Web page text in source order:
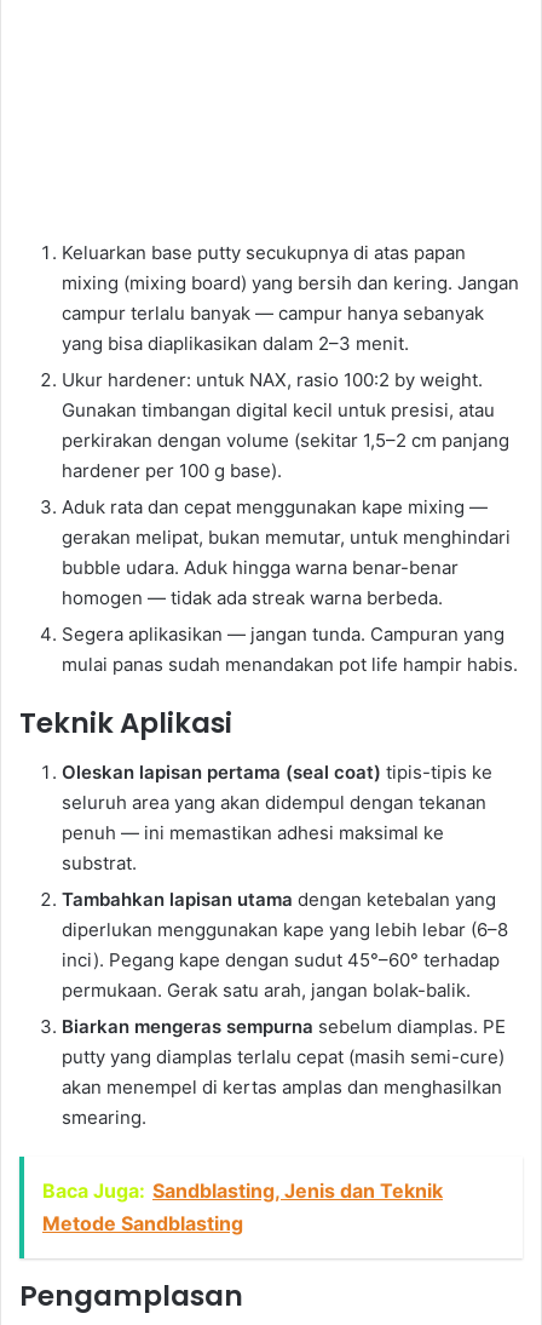
Keluarkan base putty secukupnya di atas papan
mixing (mixing board) yang bersih dan kering. Jangan
campur terlalu banyak — campur hanya sebanyak
yang bisa diaplikasikan dalam 2–3 menit.
Ukur hardener: untuk NAX, rasio 100:2 by weight.
Gunakan timbangan digital kecil untuk presisi, atau
perkirakan dengan volume (sekitar 1,5–2 cm panjang
hardener per 100 g base).
Aduk rata dan cepat menggunakan kape mixing —
gerakan melipat, bukan memutar, untuk menghindari
bubble udara. Aduk hingga warna benar-benar
homogen — tidak ada streak warna berbeda.
Segera aplikasikan — jangan tunda. Campuran yang
mulai panas sudah menandakan pot life hampir habis.
Teknik Aplikasi
Oleskan lapisan pertama (seal coat) tipis-tipis ke
seluruh area yang akan didempul dengan tekanan
penuh — ini memastikan adhesi maksimal ke
substrat.
Tambahkan lapisan utama dengan ketebalan yang
diperlukan menggunakan kape yang lebih lebar (6–8
inci). Pegang kape dengan sudut 45°–60° terhadap
permukaan. Gerak satu arah, jangan bolak-balik.
Biarkan mengeras sempurna sebelum diamplas. PE
putty yang diamplas terlalu cepat (masih semi-cure)
akan menempel di kertas amplas dan menghasilkan
smearing.
Baca Juga: Sandblasting, Jenis dan Teknik
Metode Sandblasting
Pengamplasan